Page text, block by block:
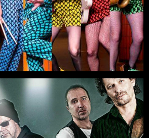
Zitadelle
Mehr